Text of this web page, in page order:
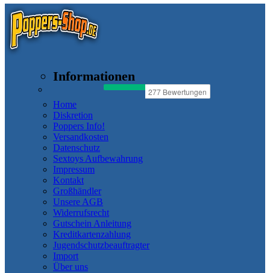
Informationen
Home
Diskretion
Poppers Info!
Versandkosten
Datenschutz
Sextoys Aufbewahrung
Impressum
Kontakt
Großhändler
Unsere AGB
Widerrufsrecht
Gutschein Anleitung
Kreditkartenzahlung
Jugendschutzbeauftragter
Import
Über uns